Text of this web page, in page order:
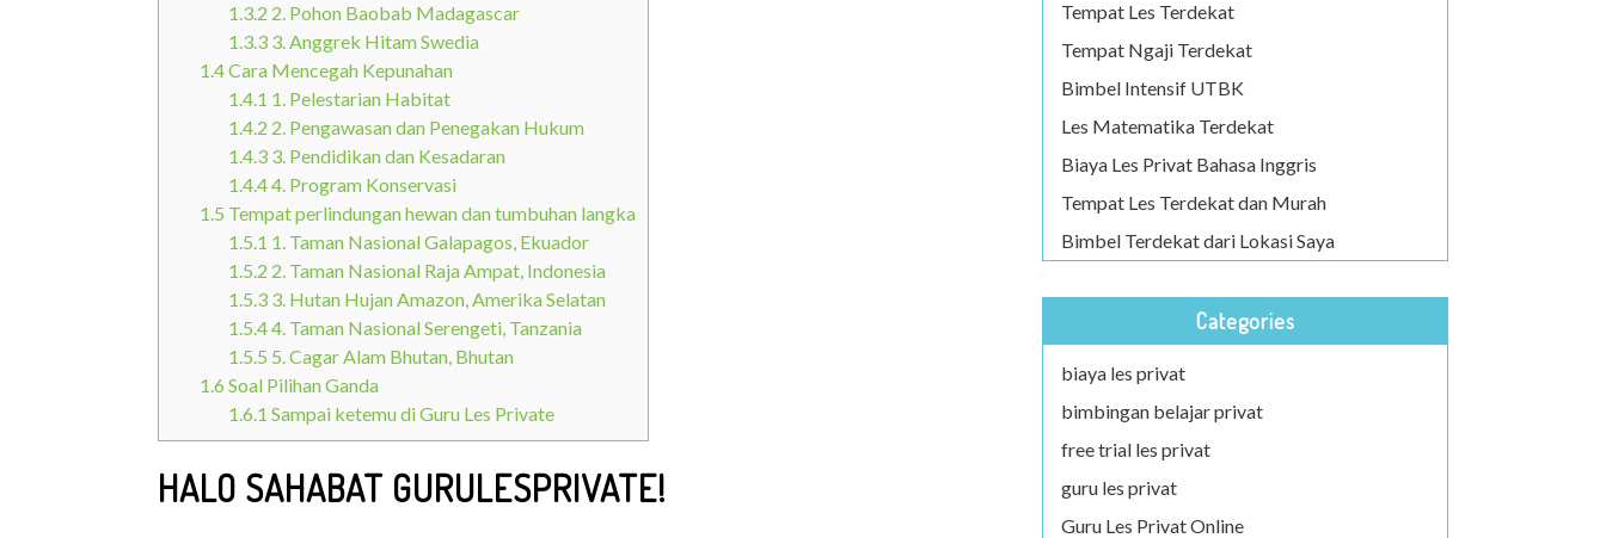
1.3.2 2. Pohon Baobab Madagascar
1.3.3 3. Anggrek Hitam Swedia
1.4Cara Mencegah Kepunahan
1.4.1 1. Pelestarian Habitat
1.4.2 2. Pengawasan dan Penegakan Hukum
1.4.3 3. Pendidikan dan Kesadaran
1.4.44. Program Konservasi
1.5 Tempat perlindungan hewan dan tumbuhan langka
1.5.1 1. Taman Nasional Galapagos, Ekuador
1.5.2 2. Taman Nasional Raja Ampat, Indonesia
1.5.3 3. Hutan Hujan Amazon, Amerika Selatan
1.5.44. Taman Nasional Serengeti, Tanzania
1.5.5 5. Cagar Alam Bhutan, Bhutan
1.6 Soal Pilihan Ganda
1.6.1 Sampai ketemu di Guru Les Private
HALO SAHABAT GURULESPRIVATE!
Tempat Les Terdekat
Tempat Ngaji Terdekat
Bimbel Intensif UTBK
Les Matematika Terdekat
Biaya Les Privat Bahasa Inggris
Tempat Les Terdekat dan Murah
Bimbel Terdekat dari Lokasi Saya
Categories
biaya les privat
bimbingan belajar privat
free trial les privat
guru les privat
Guru Les Privat Online